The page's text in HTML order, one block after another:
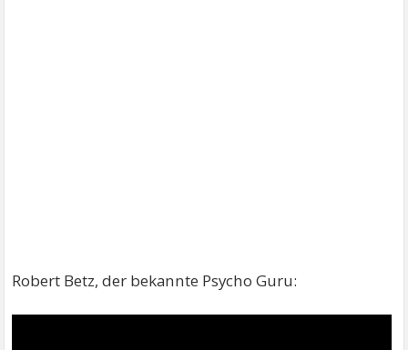
Robert Betz, der bekannte Psycho Guru: